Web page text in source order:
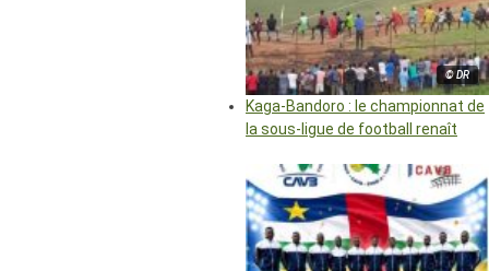
© DR
Kaga-Bandoro : le championnat de
la sous-ligue de football renaît